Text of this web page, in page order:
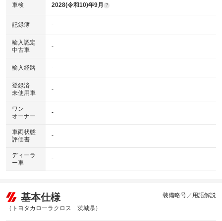
車検 2028(令和10)年9月 ?
記録簿 -
輸入認定
中古車
-
輸入経路 -
登録済
未使用車
-
ワン
オーナー
-
車両状態
評価書
-
ディーラ
ー車
-
基本仕様
（トヨタカローラクロス 茨城県）
装備略号／用語解説